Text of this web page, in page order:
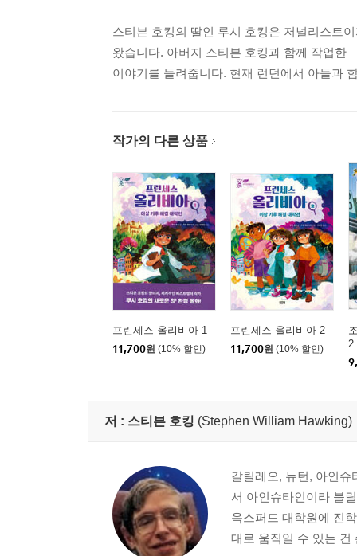
스티븐 호킹의 딸인 루시 호킹은 저널리스트
왔습니다. 아버지 스티븐 호킹과 함께 작업한
이야기를 들려줍니다. 현재 런던에서 아들과
작가의 다른 상품
프린세스 올리비아 1
11,700원 (10% 할인)
프린세스 올리비아 2
11,700원 (10% 할인)
2
저 : 스티븐 호킹 (Stephen William Hawking)
갈릴레오, 뉴턴, 아인
서 아인슈타인이라 불
옥스퍼드 대학원에 진
대로 움직일 수 있는 건